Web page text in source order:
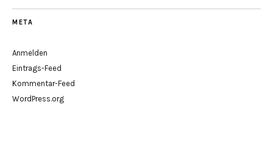
META
Anmelden
Eintrags-Feed
Kommentar-Feed
WordPress.org